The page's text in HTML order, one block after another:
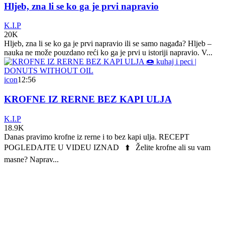
Hljeb, zna li se ko ga je prvi napravio
K.I.P
20K
Hljeb, zna li se ko ga je prvi napravio ili se samo nagađa? Hljeb –
nauka ne može pouzdano reći ko ga je prvi u istoriji napravio. V...
icon12:56
KROFNE IZ RERNE BEZ KAPI ULJA
K.I.P
18.9K
Danas pravimo krofne iz rerne i to bez kapi ulja. RECEPT
POGLEDAJTE U VIDEU IZNAD ⬆️ Želite krofne ali su vam
masne? Naprav...